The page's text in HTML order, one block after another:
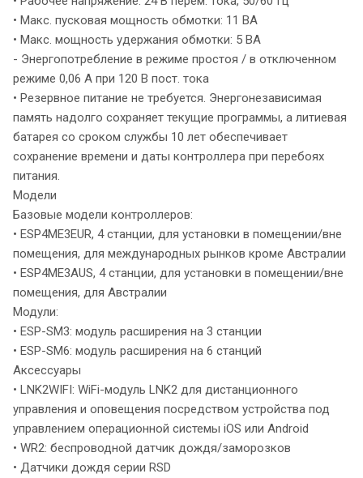
• Макс. пусковая мощность обмотки: 11 ВА
• Макс. мощность удержания обмотки: 5 ВА
- Энергопотребление в режиме простоя / в отключенном
режиме 0,06 А при 120 В пост. тока
• Резервное питание не требуется. Энергонезависимая
память надолго сохраняет текущие программы, а литиевая
батарея со сроком службы 10 лет обеспечивает
сохранение времени и даты контроллера при перебоях
питания.
Модели
Базовые модели контроллеров:
• ESP4ME3EUR, 4 станции, для установки в помещении/вне
помещения, для международных рынков кроме Австралии
• ESP4ME3AUS, 4 станции, для установки в помещении/вне
помещения, для Австралии
Модули:
• ESP-SM3: модуль расширения на 3 станции
• ESP-SM6: модуль расширения на 6 станций
Аксессуары
• LNK2WIFI: WiFi-модуль LNK2 для дистанционного
управления и оповещения посредством устройства под
управлением операционной системы iOS или Android
• WR2: беспроводной датчик дождя/заморозков
• Датчики дождя серии RSD